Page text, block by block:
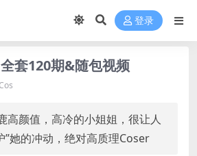
登录
套120期&随包视频
高颜值，高冷的小姐姐，很让人
”她的冲动，绝对高质理Coser